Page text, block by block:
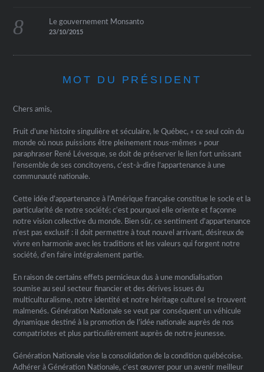
Le gouvernement Monsanto
23/10/2015
MOT DU PRÉSIDENT
Chers amis,
Fruit d’une histoire singulière et séculaire, le Québec, « ce seul coin du
monde où nous puissions être pleinement nous-mêmes » pour
paraphraser René Lévesque, se doit de préserver le lien fort unissant
l’ensemble de ses concitoyens, c’est-à-dire l’appartenance à une
communauté nationale.
Cette idée d’appartenance à l’Amérique française constitue le socle et la
particularité de notre société; c’est pourquoi elle oriente et façonne
notre vision collective du monde. Bien sûr, ce sentiment d’appartenance
n’est pas exclusif : il doit permettre à tout nouvel arrivant, désireux de
vivre en harmonie avec les traditions et les valeurs qui forgent notre
société, d’en faire intégralement partie.
En raison de certains effets pernicieux dus à une mondialisation
soumise au seul secteur financier et des dérives issues du
multiculturalisme, notre identité et notre héritage culturel se trouvent
malmenés. Génération Nationale se veut par conséquent un véhicule
dynamique destiné à la promotion de l’idée nationale auprès de nos
compatriotes et plus particulièrement auprès de notre jeunesse.
Génération Nationale vise la consolidation de la condition québécoise.
Adhérer à Génération Nationale, c’est œuvrer pour un avenir meilleur